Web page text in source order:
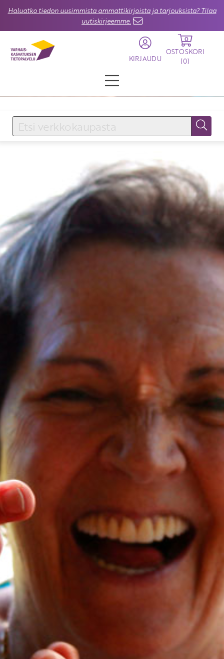
Haluatko tiedon uusimmista ammattikirjoista ja tarjouksista? Tilaa
uutiskirjeemme.
KIRJAUDU
0
OSTOSKORI
(0)
Käyttäjätunnus
Unohtuiko salasana?
KIRJAUDU SISÄÄN
Etkö ole vielä Varhaiskasvatuksen Tietopalvelun
jäsen?
Liity tästä!